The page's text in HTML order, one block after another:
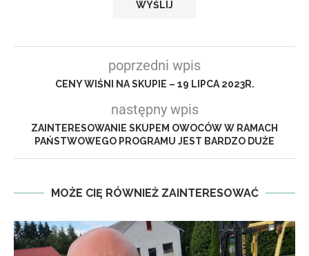
poprzedni wpis
CENY WIŚNI NA SKUPIE – 19 LIPCA 2023R.
następny wpis
ZAINTERESOWANIE SKUPEM OWOCÓW W RAMACH
PAŃSTWOWEGO PROGRAMU JEST BARDZO DUŻE
MOŻE CIĘ RÓWNIEŻ ZAINTERESOWAĆ